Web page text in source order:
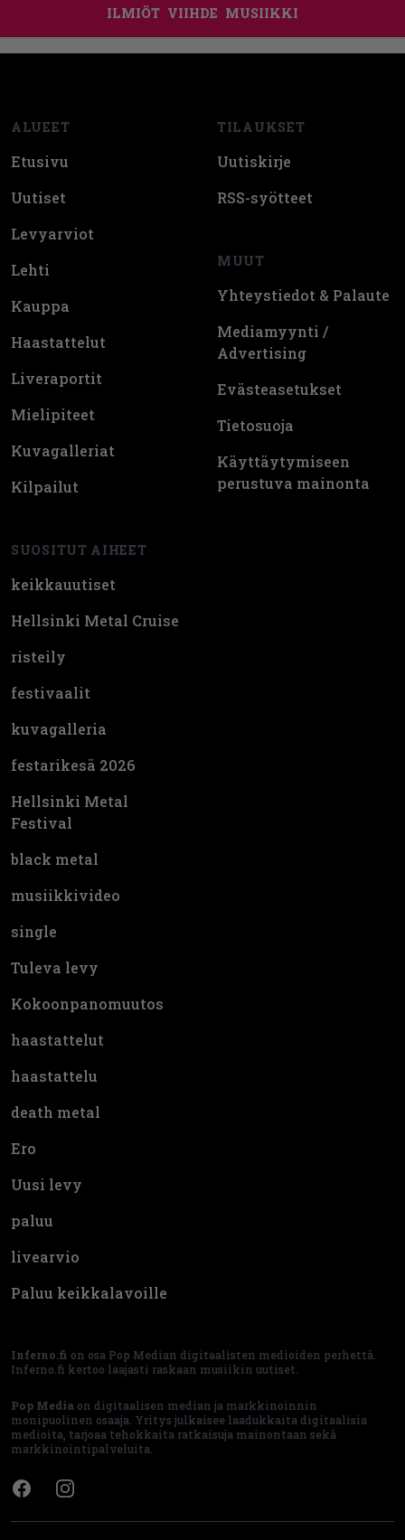
ILMIÖT VIIHDE MUSIIKKI
ALUEET
Etusivu
Uutiset
Levyarviot
Lehti
Kauppa
Haastattelut
Liveraportit
Mielipiteet
Kuvagalleriat
Kilpailut
SUOSITUT AIHEET
keikkauutiset
Hellsinki Metal Cruise
risteily
festivaalit
kuvagalleria
festarikesä 2026
Hellsinki Metal
Festival
black metal
musiikkivideo
single
Tuleva levy
Kokoonpanomuutos
haastattelut
haastattelu
death metal
Ero
Uusi levy
paluu
livearvio
Paluu keikkalavoille
TILAUKSET
Uutiskirje
RSS-syötteet
MUUT
Yhteystiedot & Palaute
Mediamyynti /
Advertising
Evästeasetukset
Tietosuoja
Käyttäytymiseen
perustuva mainonta
Inferno.fi on osa Pop Median digitaalisten medioiden perhettä.
Inferno.fi kertoo laajasti raskaan musiikin uutiset.
Pop Media on digitaalisen median ja markkinoinnin
monipuolinen osaaja. Yritys julkaisee laadukkaita digitaalisia
medioita, tarjoaa tehokkaita ratkaisuja mainontaan sekä
markkinointipalveluita.
FacebookInstagram